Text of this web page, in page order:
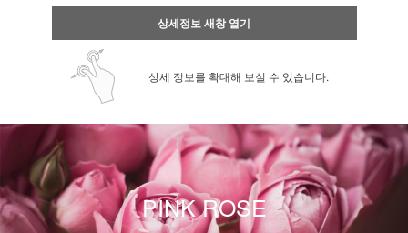
상세정보 새창 열기
상세 정보를 확대해 보실 수 있습니다.
PINK ROSE